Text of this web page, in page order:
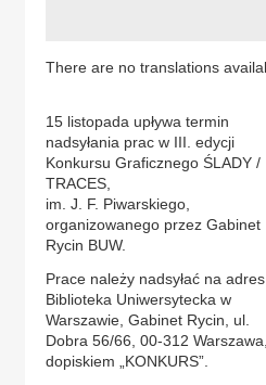
There are no translations
15 listopada upływa termin
nadsyłania prac w III. edycji
Konkursu Graficznego ŚLADY /
TRACES,
im. J. F. Piwarskiego,
organizowanego przez Gabinet
Rycin BUW.
Prace należy nadsyłać na
Biblioteka Uniwersytecka w
Warszawie, Gabinet Rycin, ul.
Dobra 56/66, 00-312
dopiskiem „KONKURS”.